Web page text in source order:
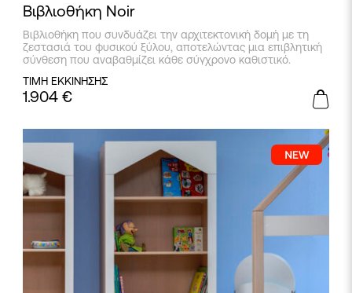
Βιβλιοθήκη Noir
Βιβλιοθήκη που συνδυάζει την αρχιτεκτονική δομή με τη
ζεστασιά του φυσικού ξύλου, αποτελώντας μια επιβλητική
σύνθεση που αναβαθμίζει κάθε σύγχρονο καθιστικό.
ΤΙΜΗ ΕΚΚΙΝΗΣΗΣ
1.904 €